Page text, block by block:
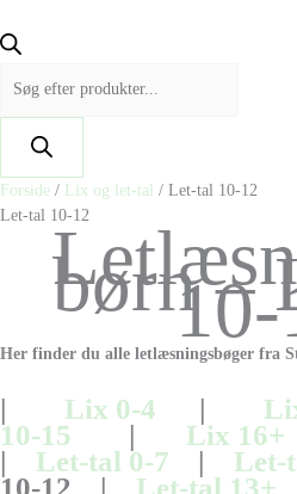
Forside / Lix og let-tal / Let-tal 10-12
Let-tal 10-12
børn –
10-
Her finder du alle letlæsningsbøger fra
| Lix 0-4 |
10-15 | Lix 16+
| Let-tal 0-7 | Let-
10-12 | Let-tal 13+